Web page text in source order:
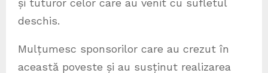
deschis.
Mulțumesc sponsorilor care au crezut în
această poveste și au susținut realizarea